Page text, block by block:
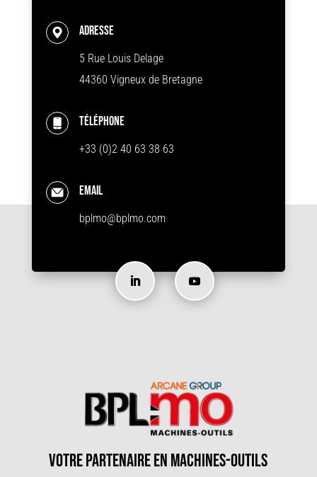
Adresse
5 Rue Louis Delage
44360 Vigneux de Bretagne
Téléphone
+33 (0)2 40 63 38 63
Email
bplmo@bplmo.com
votre partenaire en machines-outils